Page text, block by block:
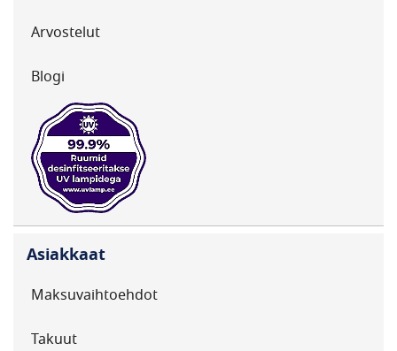
Arvostelut
Blogi
Asiakkaat
Maksuvaihtoehdot
Takuut